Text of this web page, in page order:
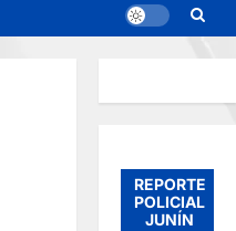
REPORTE
POLICIAL
JUNÍN